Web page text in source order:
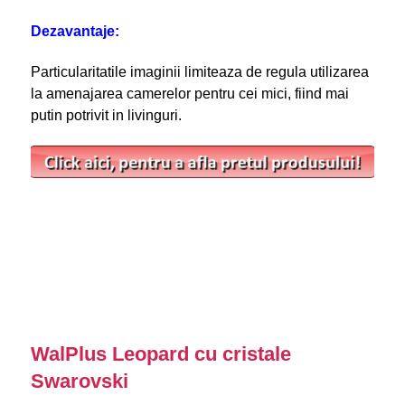
Dezavantaje:
Particularitatile imaginii limiteaza de regula utilizarea
la amenajarea camerelor pentru cei mici, fiind mai
putin potrivit in livinguri.
WalPlus Leopard cu cristale
Swarovski